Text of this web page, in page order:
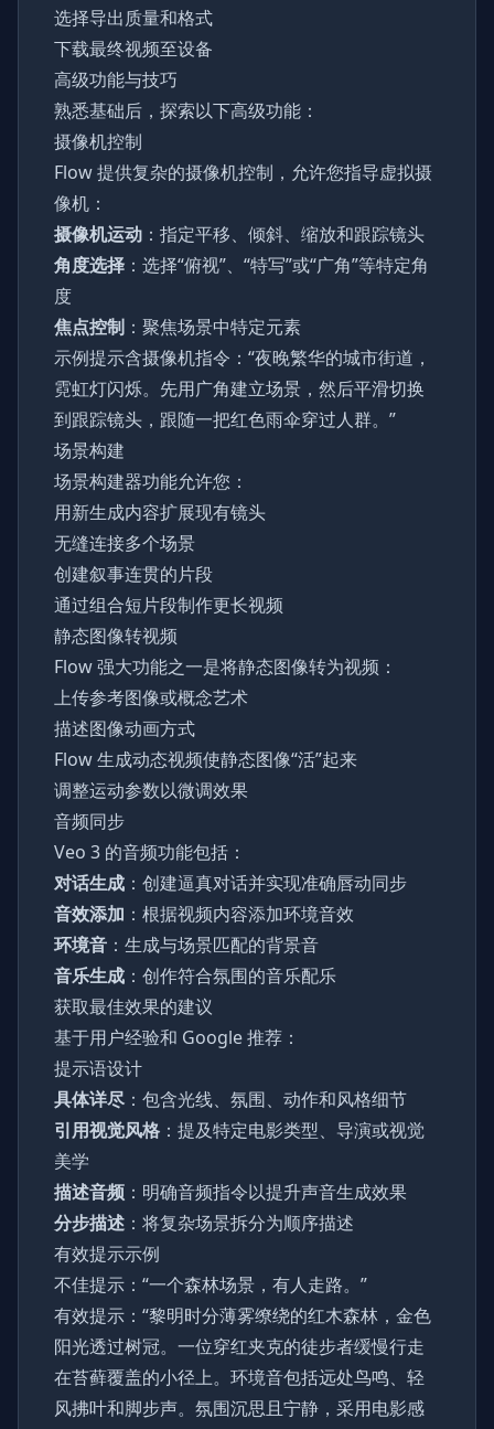
选择导出质量和格式
下载最终视频至设备
高级功能与技巧
熟悉基础后，探索以下高级功能：
摄像机控制
Flow 提供复杂的摄像机控制，允许您指导虚拟摄
像机：
摄像机运动 ：指定平移、倾斜、缩放和跟踪镜头
角度选择 ：选择“俯视”、“特写”或“广角”等特定角
度
焦点控制 ：聚焦场景中特定元素
示例提示含摄像机指令：“夜晚繁华的城市街道，
霓虹灯闪烁。先用广角建立场景，然后平滑切换
到跟踪镜头，跟随一把红色雨伞穿过人群。”
场景构建
场景构建器功能允许您：
用新生成内容扩展现有镜头
无缝连接多个场景
创建叙事连贯的片段
通过组合短片段制作更长视频
静态图像转视频
Flow 强大功能之一是将静态图像转为视频：
上传参考图像或概念艺术
描述图像动画方式
Flow 生成动态视频使静态图像“活”起来
调整运动参数以微调效果
音频同步
Veo 3 的音频功能包括：
对话生成 ：创建逼真对话并实现准确唇动同步
音效添加 ：根据视频内容添加环境音效
环境音 ：生成与场景匹配的背景音
音乐生成 ：创作符合氛围的音乐配乐
获取最佳效果的建议
基于用户经验和 Google 推荐：
提示语设计
具体详尽 ：包含光线、氛围、动作和风格细节
引用视觉风格 ：提及特定电影类型、导演或视觉
美学
描述音频 ：明确音频指令以提升声音生成效果
分步描述 ：将复杂场景拆分为顺序描述
有效提示示例
不佳提示：“一个森林场景，有人走路。”
有效提示：“黎明时分薄雾缭绕的红木森林，金色
阳光透过树冠。一位穿红夹克的徒步者缓慢行走
在苔藓覆盖的小径上。环境音包括远处鸟鸣、轻
风拂叶和脚步声。氛围沉思且宁静，采用电影感